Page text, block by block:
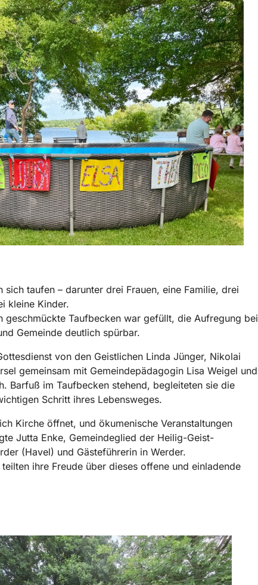
sich taufen – darunter drei Frauen, eine Familie, drei
kleine Kinder.
geschmückte Taufbecken war gefüllt, die Aufregung bei
Gemeinde deutlich spürbar.
von den Geistlichen Linda Jünger, Nikolai
gemeinsam mit Gemeindepädagogin Lisa Weigel und
Barfuß im Taufbecken stehend, begleiteten sie die
Schritt ihres Lebensweges.
Kirche öffnet, und ökumenische Veranstaltungen
Jutta Enke, Gemeindeglied der Heilig-Geist-
(Havel) und Gästeführerin in Werder.
ihre Freude über dieses offene und einladende